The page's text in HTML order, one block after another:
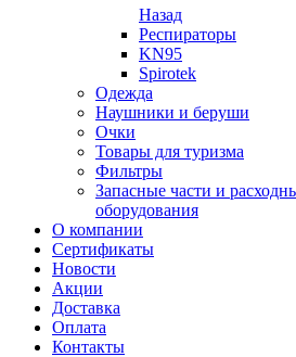
Назад
Респираторы
KN95
Spirotek
Одежда
Наушники и беруши
Очки
Товары для туризма
Фильтры
Запасные части и
оборудования
О компании
Сертификаты
Новости
Акции
Доставка
Оплата
Контакты